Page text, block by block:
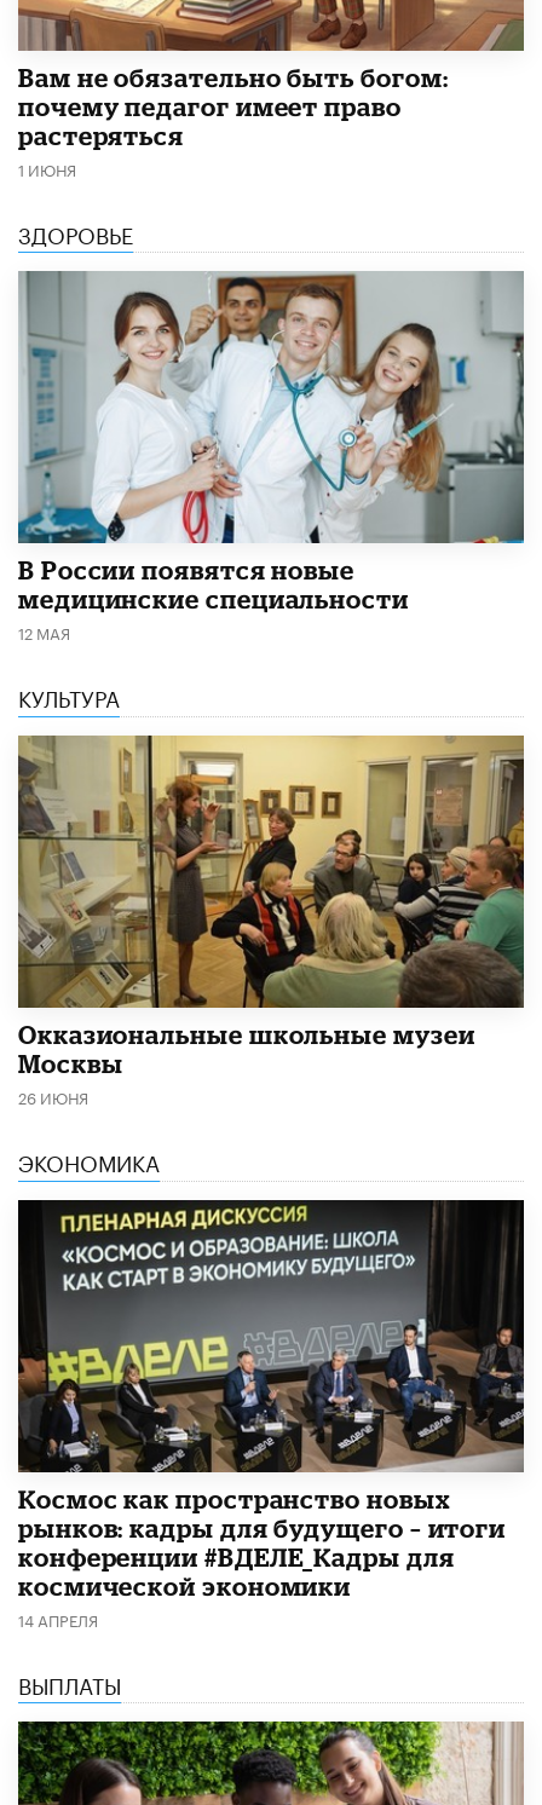
​Вам не обязательно быть богом:
почему педагог имеет право
растеряться
1 ИЮНЯ
ЗДОРОВЬЕ
В России появятся новые
медицинские специальности
12 МАЯ
КУЛЬТУРА
​Окказиональные школьные музеи
Москвы
26 ИЮНЯ
ЭКОНОМИКА
Космос как пространство новых
рынков: кадры для будущего – итоги
конференции #ВДЕЛЕ_Кадры для
космической экономики
14 АПРЕЛЯ
ВЫПЛАТЫ